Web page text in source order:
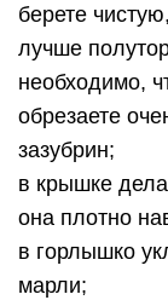
берете
лучше
необходимо,
обрезаете
зазубрин;
в крышке
она плотно
в горлышко
марли;